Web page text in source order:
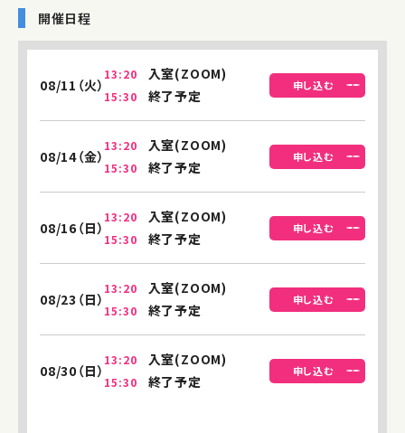
開催日程
08/11（火）
13:20 入室(ZOOM)
15:30 終了予定
申し込む
08/14（金）
13:20 入室(ZOOM)
15:30 終了予定
申し込む
08/16（日）
13:20 入室(ZOOM)
15:30 終了予定
申し込む
08/23（日）
13:20 入室(ZOOM)
15:30 終了予定
申し込む
08/30（日）
13:20 入室(ZOOM)
15:30 終了予定
申し込む